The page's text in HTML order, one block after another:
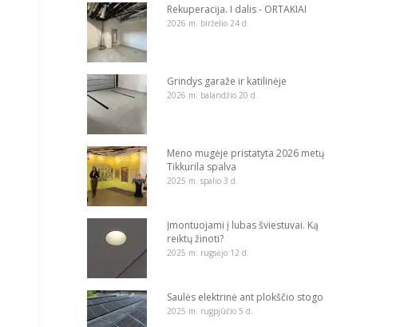
Rekuperacija. I dalis - ORTAKIAI
2026 m. birželio 24 d.
Grindys garaže ir katilinėje
2026 m. balandžio 20 d.
Meno mugėje pristatyta 2026 metų
Tikkurila spalva
2025 m. spalio 3 d.
Įmontuojami į lubas šviestuvai. Ką
reiktų žinoti?
2025 m. rugsėjo 12 d.
Saulės elektrinė ant plokščio stogo
2025 m. rugpjūčio 5 d.